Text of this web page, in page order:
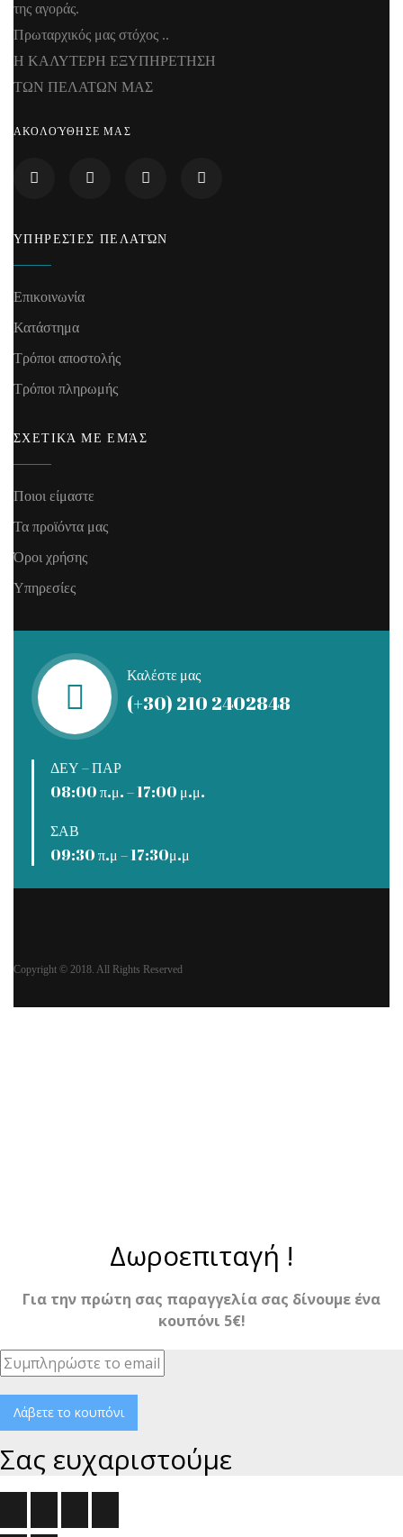
της αγοράς.
Πρωταρχικός μας στόχος ..
Η ΚΑΛΥΤΕΡΗ ΕΞΥΠΗΡΕΤΗΣΗ
ΤΩΝ ΠΕΛΑΤΩΝ ΜΑΣ
ΑΚΟΛΟΎΘΗΣΕ ΜΑΣ
ΥΠΗΡΕΣΊΕΣ ΠΕΛΑΤΏΝ
Επικοινωνία
Κατάστημα
Τρόποι αποστολής
Τρόποι πληρωμής
ΣΧΕΤΙΚΆ ΜΕ ΕΜΆΣ
Ποιοι είμαστε
Τα προϊόντα μας
Όροι χρήσης
Υπηρεσίες
Καλέστε μας
(+30) 210 2402848
ΔΕΥ – ΠΑΡ
08:00 π.μ. – 17:00 μ.μ.
ΣΑΒ
09:30 π.μ – 17:30μ.μ
Copyright © 2018. All Rights Reserved
Δωροεπιταγή !
Για την πρώτη σας παραγγελία σας δίνουμε ένα
κουπόνι 5€!
Λάβετε το κουπόνι
Σας ευχαριστούμε